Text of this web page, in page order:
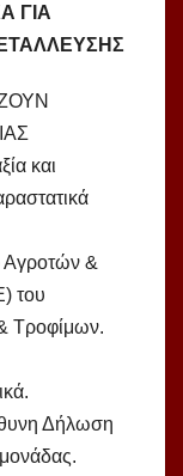
ΓΙΑ
και
&
του
Τροφίμων.
Δήλωση